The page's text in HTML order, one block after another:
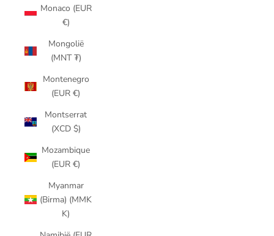
Monaco (EUR
€)
Mongolië
(MNT ₮)
Montenegro
(EUR €)
Montserrat
(XCD $)
Mozambique
(EUR €)
Myanmar
(Birma) (MMK
K)